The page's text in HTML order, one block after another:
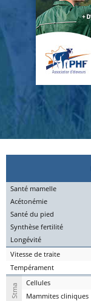
Santé mamelle
Acétonémie
Santé du pied
Synthèsefertilité
Longévité
Vitesse detraite
Tempérament
Stma Cellules
Mammitescliniques